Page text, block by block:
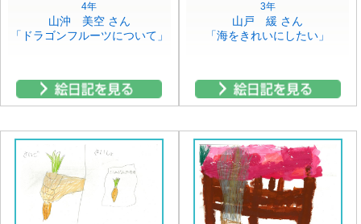
4年
山沖 美空 さん
「ドラゴンフルーツについて」
3年
山戸 緩 さん
「海をきれいにしたい」